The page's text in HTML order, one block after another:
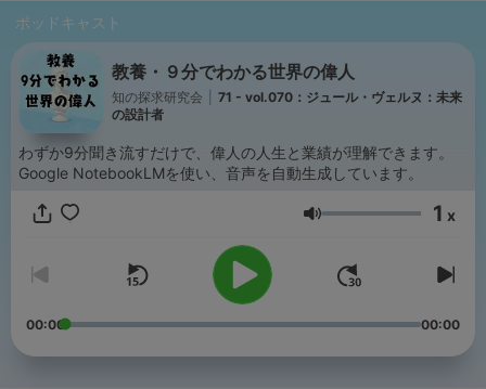
ポッドキャスト
教養・９分でわかる世界の偉人
知の探求研究会
71 - vol.070：ジュール・ヴェルヌ：未来
の設計者
わずか9分聞き流すだけで、偉人の人生と業績が理解できます。
Google NotebookLMを使い、音声を自動生成しています。
音量 1 x
00:00 00:00